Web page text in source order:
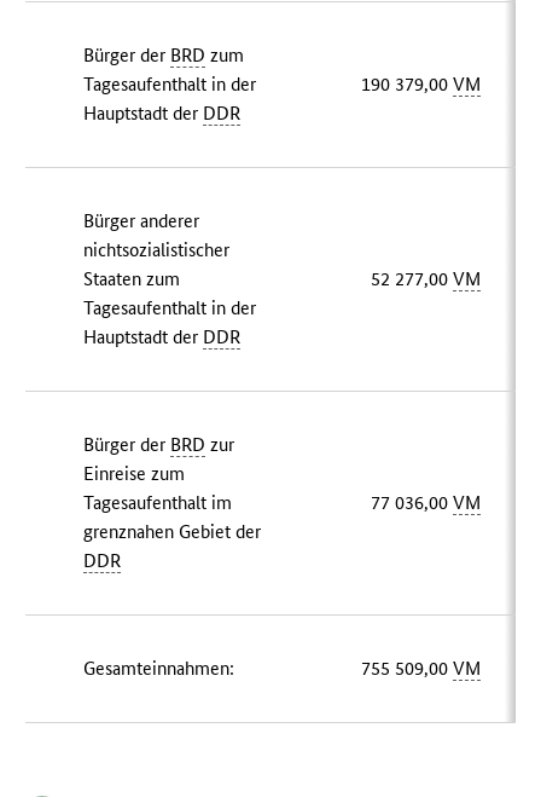
Bürger der BRD zum
Tagesaufenthalt in der
Hauptstadt der DDR
190 379,00VM
Bürger anderer
nichtsozialistischer
Staaten zum
Tagesaufenthalt in der
Hauptstadt der DDR
52 277,00VM
Bürger der BRD zur
Einreise zum
Tagesaufenthalt im
grenznahen Gebiet der
DDR
77 036,00VM
Gesamteinnahmen: 755 509,00VM